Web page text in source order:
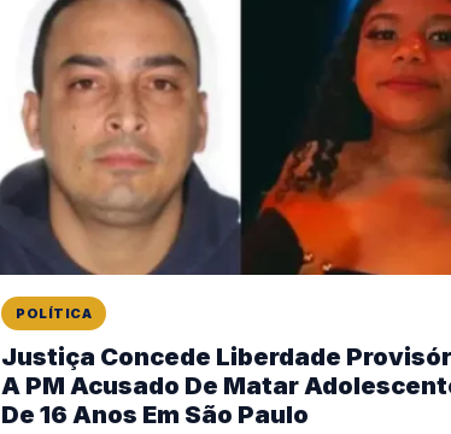
POLÍTICA
Justiça Concede Liberdade
A PM Acusado De Matar
De 16 Anos Em São Paulo